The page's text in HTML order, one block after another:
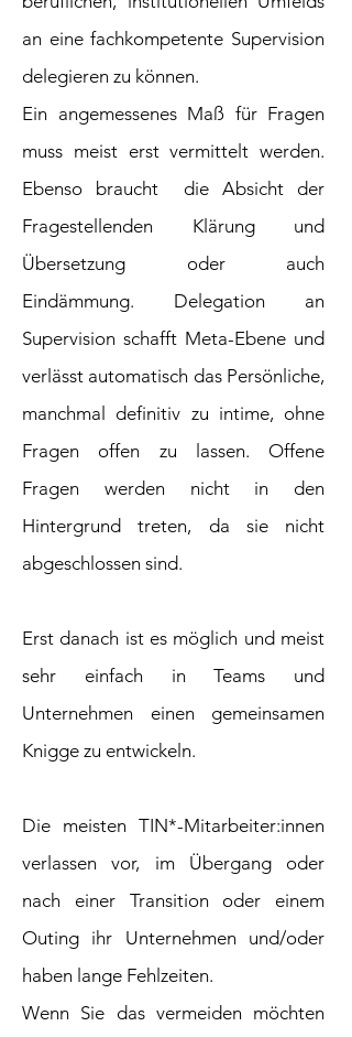
an eine fachkompetente Supervision
delegieren zu können.
Ein angemessenes Maß für Fragen
muss meist erst vermittelt werden.
Ebenso braucht die Absicht der
Fragestellenden Klärung und
Übersetzung oder auch
Eindämmung. Delegation an
Supervision schafft Meta-Ebene und
verlässt automatisch das Persönliche,
manchmal definitiv zu intime, ohne
Fragen offen zu lassen. Offene
Fragen werden nicht in den
Hintergrund treten, da sie nicht
abgeschlossen sind.
Erst danach ist es möglich und meist
sehr einfach in Teams und
Unternehmen einen gemeinsamen
Knigge zu entwickeln.
Die meisten TIN*-Mitarbeiter:innen
verlassen vor, im Übergang oder
nach einer Transition oder einem
Outing ihr Unternehmen und/oder
haben lange Fehlzeiten.
Wenn Sie das vermeiden möchten